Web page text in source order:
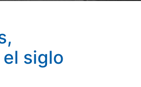
siglo